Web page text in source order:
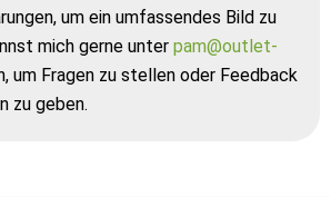
um ein umfassendes Bild zu
mich gerne unter pam@outlet-
um Fragen zu stellen oder Feedback
zu geben.